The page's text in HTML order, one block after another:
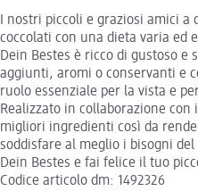
I nostri piccoli e graziosi amici
coccolati con una dieta varia ed
Dein Bestes è ricco di gustoso e
aggiunti, aromi o conservanti e
ruolo essenziale per la vista e
Realizzato in collaborazione
migliori ingredienti così da
soddisfare al meglio i bisogni
Dein Bestes e fai felice il tuo
Codice articolo dm: 1492326